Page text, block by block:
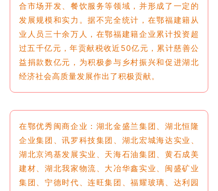
合市场开发、餐饮服务等领域，并形成了一定的
发展规模和实力。据不完全统计，在鄂福建籍从
业人员三十余万人，在鄂福建籍企业累计投资超
过五千亿元，年贡献税收近50亿元，累计慈善公
益捐款数亿元，为积极参与乡村振兴和促进湖北
经济社会高质量发展作出了积极贡献。
在鄂优秀闽商企业：湖北金盛兰集团、湖北恒隆
企业集团、讯罗科技集团、湖北宏城海达实业、
湖北京鸿基发展实业、天海石油集团、黄石成美
建材、湖北我家物流、大冶华鑫实业、闽盛矿业
集团、宁德时代、连旺集团、福耀玻璃、达利园